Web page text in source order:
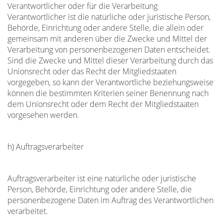
Verantwortlicher oder für die Verarbeitung
Verantwortlicher ist die natürliche oder juristische Person,
Behörde, Einrichtung oder andere Stelle, die allein oder
gemeinsam mit anderen über die Zwecke und Mittel der
Verarbeitung von personenbezogenen Daten entscheidet.
Sind die Zwecke und Mittel dieser Verarbeitung durch das
Unionsrecht oder das Recht der Mitgliedstaaten
vorgegeben, so kann der Verantwortliche beziehungsweise
können die bestimmten Kriterien seiner Benennung nach
dem Unionsrecht oder dem Recht der Mitgliedstaaten
vorgesehen werden.
h) Auftragsverarbeiter
Auftragsverarbeiter ist eine natürliche oder juristische
Person, Behörde, Einrichtung oder andere Stelle, die
personenbezogene Daten im Auftrag des Verantwortlichen
verarbeitet.